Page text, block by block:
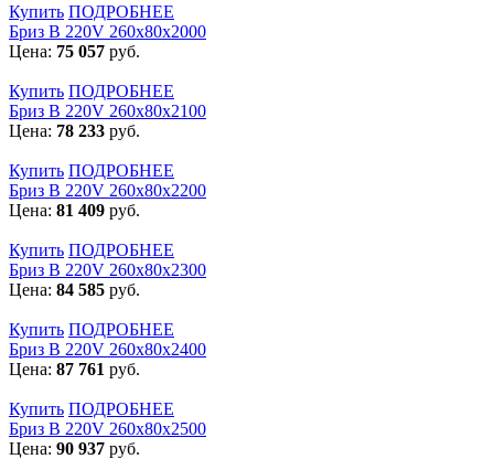
Купить ПОДРОБНЕЕ
Бриз В 220V 260x80x2000
Цена: 75 057 руб.
Купить ПОДРОБНЕЕ
Бриз В 220V 260x80x2100
Цена: 78 233 руб.
Купить ПОДРОБНЕЕ
Бриз В 220V 260x80x2200
Цена: 81 409 руб.
Купить ПОДРОБНЕЕ
Бриз В 220V 260x80x2300
Цена: 84 585 руб.
Купить ПОДРОБНЕЕ
Бриз В 220V 260x80x2400
Цена: 87 761 руб.
Купить ПОДРОБНЕЕ
Бриз В 220V 260x80x2500
Цена: 90 937 руб.